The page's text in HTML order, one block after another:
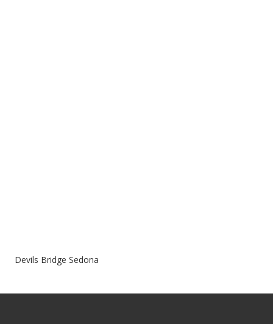
Devils Bridge Sedona